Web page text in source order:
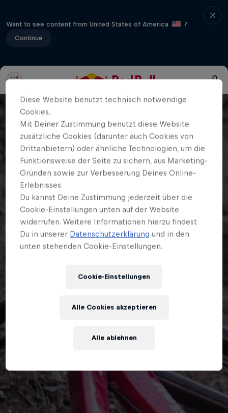
Want to see content from United States of America
?
Continue
Diese Website benutzt technisch notwendige
Cookies.
Mit Deiner Zustimmung benutzt diese Website
zusätzliche Cookies (darunter auch Cookies von
Drittanbietern) oder ähnliche Technologien, um die
Funktionsweise der Seite zu sichern, aus Marketing-
Gründen sowie zur Verbesserung Deines Online-
Erlebnisses.
Du kannst Deine Zustimmung jederzeit über die
Cookie-Einstellungen unten auf der Website
widerrufen. Weitere Informationen hierzu findest
Du in unserer Datenschutzerklärung und in den
unten stehenden Cookie-Einstellungen.
Cookie-Einstellungen
Alle ablehnen
Alle Cookies akzeptieren